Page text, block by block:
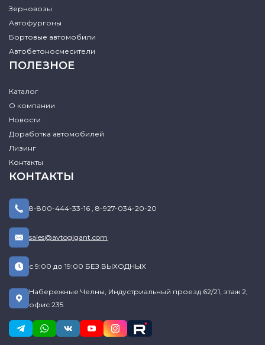
Зерновозы
Автофургоны
Бортовые автомобили
Автобетоносмесители
ПОЛЕЗНОЕ
Каталог
О компании
Новости
Доработка автомобилей
Лизинг
Контакты
КОНТАКТЫ
8-800-444-33-16 , 8-927-034-20-20
sales@avtogigant.com
с 9:00 до 19:00 БЕЗ ВЫХОДНЫХ
Набережные Челны, Индустриальный проезд 62/21, этаж 2,
офис 235